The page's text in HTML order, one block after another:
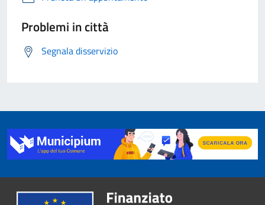
Problemi in città
Segnala disservizio